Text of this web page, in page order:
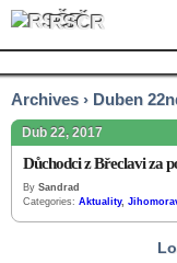
RSČR
Archives › Duben
Dub 22, 2017
Důchodci z Břeclavi za
By Sandrad
Categories: Aktuality,